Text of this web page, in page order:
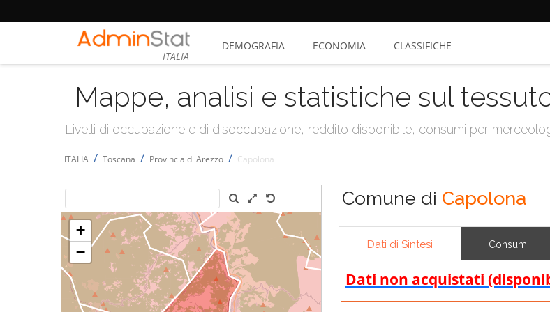
ITALIA
DEMOGRAFIA ECONOMIA CLASSIFICHE
Mappe, analisi e statistiche sul
Livelli di occupazione e di disoccupazione, reddito disponibile, consumi per
ITALIA / Toscana / Provincia di Arezzo / Capolona
Comune di Capolona
Dati di Sintesi Consumi
Dati non acquistati